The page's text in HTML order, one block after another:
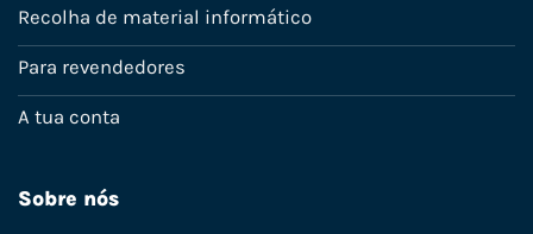
Recolha de material informático
Para revendedores
A tua conta
Sobre nós